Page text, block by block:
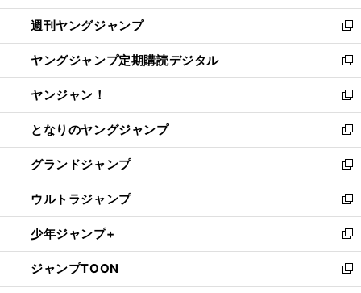
開
く
ウ
で
開
く
ン
ド
ウ
で
開
く
ウ
ィ
ン
ド
ウ
で
開
く
週刊ヤングジャンプ
新
し
い
ウ
ィ
ン
ド
ウ
で
開
く
ヤングジャンプ定期購読デジタル
新
し
い
ウ
ィ
ン
ド
ウ
で
開
く
ヤンジャン！
新
し
い
ウ
ィ
ン
ド
ウ
で
開
く
となりのヤングジャンプ
新
し
い
ウ
ィ
ン
ド
ウ
で
開
グランドジャンプ
新
し
い
ウ
ィ
ン
ド
ウ
ウルトラジャンプ
新
し
い
ウ
ィ
ン
少年ジャンプ+
新
し
い
ウ
ジャンプTOON
新
し